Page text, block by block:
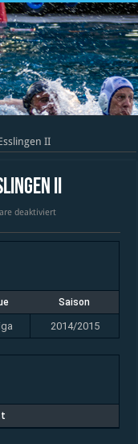
II
II
deaktiviertfür
Zuffenhausen
vs
Saison
2014/2015